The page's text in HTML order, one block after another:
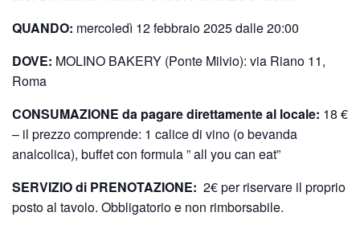
QUANDO: mercoledì 12 febbraio 2025 dalle 20:00
DOVE: MOLINO BAKERY (Ponte Milvio): via Riano 11,
Roma
CONSUMAZIONE da pagare direttamente al locale: 18 €
– il prezzo comprende: 1 calice di vino (o bevanda
analcolica), buffet con formula ” all you can eat”
SERVIZIO di PRENOTAZIONE: 2€ per riservare il proprio
posto al tavolo. Obbligatorio e non rimborsabile.